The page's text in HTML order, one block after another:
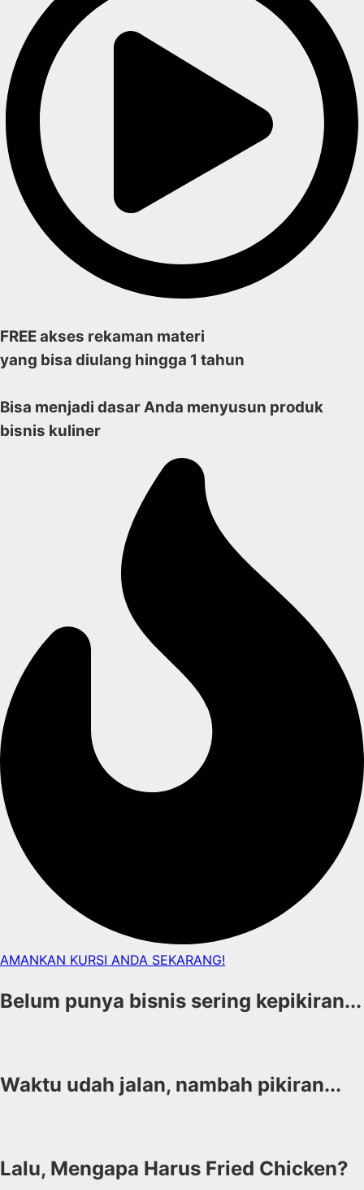
FREE akses rekaman materi
yang bisa diulang hingga 1 tahun
Bisa menjadi dasar Anda menyusun produk
bisnis kuliner
AMANKAN KURSI ANDA SEKARANG!
Belum punya bisnis sering kepikiran...
Waktu udah jalan, nambah pikiran...
Lalu, Mengapa Harus Fried Chicken?